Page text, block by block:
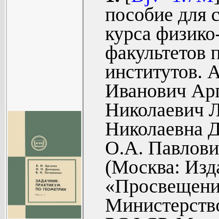
§14.
Сравнения
§2.
величиной
§3.
§4.
теории
§5.
§6.
числа (62).
Часть II.
для
пособии
решения
разделам
чисел»...
пособие для
курса
факультетов
институтов.
Иванович
Николаевич
Николаевна
О.А.
(Москва: